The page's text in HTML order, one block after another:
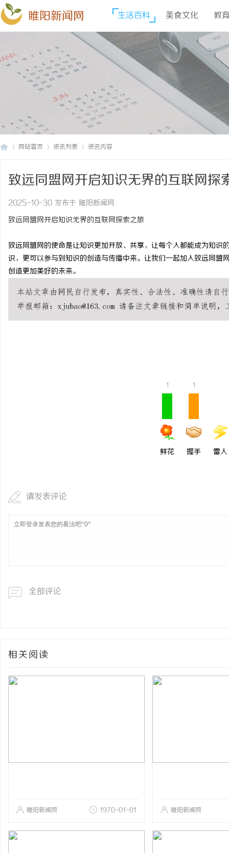
睢阳新闻网 生活百科 美食文化 教
网站首页 资讯列表 资讯内容
致远同盟网开启知识无界的互联网探
2025-10-30 发布于 睢阳新闻网
致远同盟网开启知识无界的互联网探索之旅
致远同盟网的使命是让知识更加开放、共享，让每个人都能成为知
识，更可以参与到知识的创造与传播中来。让我们一起加入致远同
创造更加美好的未来。
1
鲜花
1
握手 雷人
请发表评论
全部评论
相关阅读
睢阳新闻网 1970-01-01 睢阳新闻网